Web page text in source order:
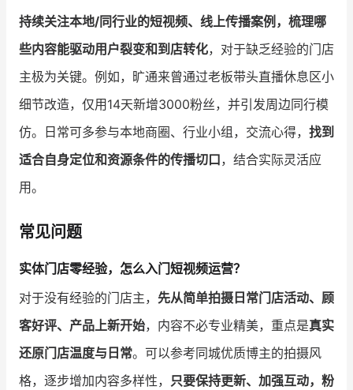
持续关注本地/同行业的短视频、线上传播案例，梳理哪
些内容能驱动用户裂变和到店转化，对于缺乏经验的门店
主极为关键。例如，旷通来曾通过老板带头直播休息区小
细节改造，仅用14天新增3000粉丝，并引发周边同行模
仿。日常可多参与本地商圈、行业小组，交流心得， 找到
适合自身定位和资源条件的传播切口，结合实际灵活应
用。
常见问题
实体门店零经验，怎么入门短视频运营？
对于没有经验的门店主， 先从简单拍摄日常门店活动、顾
客好评、产品上新开始，内容不必专业精美，重点是真实
还原门店温度与日常。可以参考同城优质博主的拍摄风
格，逐步增加内容多样性， 只要保持更新、加强互动，粉